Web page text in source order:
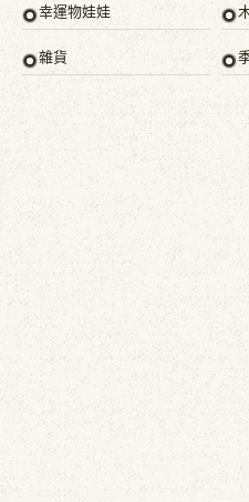
幸運物娃娃
雜貨